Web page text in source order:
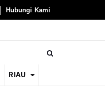
Hubungi Kami
RIAU